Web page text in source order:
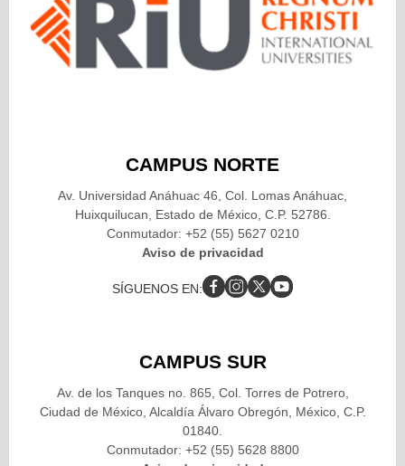
CAMPUS NORTE
Av. Universidad Anáhuac 46, Col. Lomas Anáhuac,
Huixquilucan, Estado de México, C.P. 52786.
Conmutador: +52 (55) 5627 0210
Aviso de privacidad
SÍGUENOS EN:
CAMPUS SUR
Av. de los Tanques no. 865, Col. Torres de Potrero,
Ciudad de México, Alcaldía Álvaro Obregón, México, C.P.
01840.
Conmutador: +52 (55) 5628 8800